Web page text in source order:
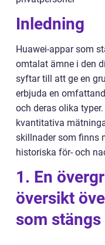
Inledning
Huawei-appar som
omtalat ämne i den
syftar till att ge en
erbjuda en
och deras olika
kvantitativa
skillnader som finns
historiska för- och
1. En
översikt
som stängs